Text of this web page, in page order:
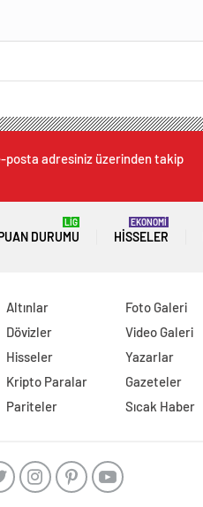
posta adresiniz üzerinden takip
DURUMU
LİG
HISSELER
EKONOMİ
Altınlar
Dövizler
Hisseler
Kripto Paralar
Pariteler
Foto Galeri
Video Galeri
Yazarlar
Gazeteler
Sıcak Haber